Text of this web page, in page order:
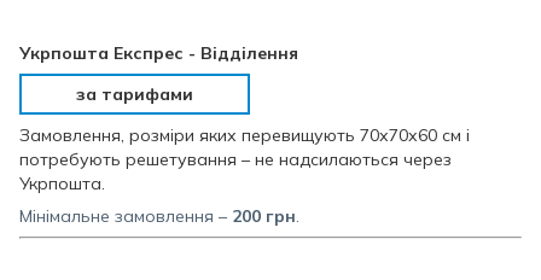
Укрпошта Експрес - Відділення
за тарифами
Замовлення, розміри яких перевищують 70х70х60 см і
потребують решетування – не надсилаються через
Укрпошта.
Мінімальне замовлення – 200 грн